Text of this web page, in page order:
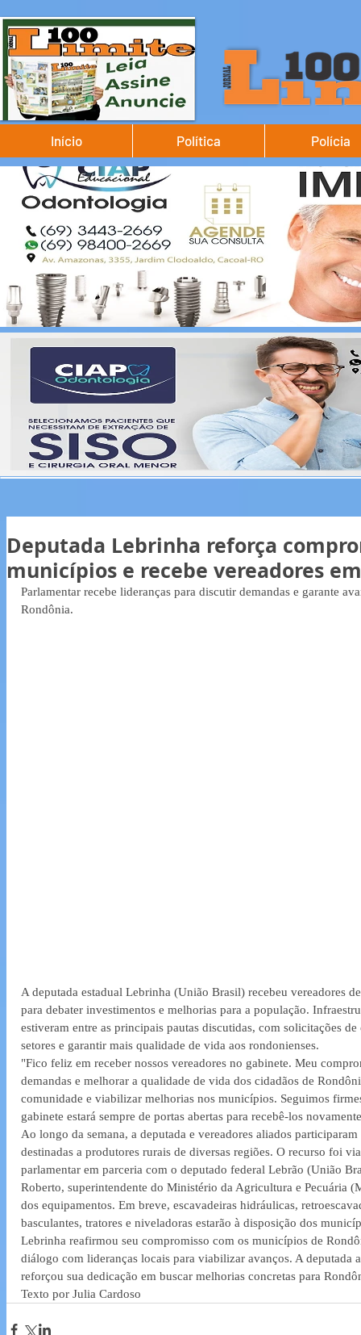
Início Política Polícia
Deputada Lebrinha reforça
municípios e recebe vereadores
Parlamentar recebe lideranças para discutir demandas e garante
Rondônia.
A deputada estadual Lebrinha (União Brasil) recebeu vereadores
para debater investimentos e melhorias para a população.
estiveram entre as principais pautas discutidas, com solicitações
setores e garantir mais qualidade de vida aos rondonienses.
"Fico feliz em receber nossos vereadores no gabinete. Meu
demandas e melhorar a qualidade de vida dos cidadãos de
comunidade e viabilizar melhorias nos municípios. Seguimos
gabinete estará sempre de portas abertas para recebê-los
Ao longo da semana, a deputada e vereadores aliados
destinadas a produtores rurais de diversas regiões. O recurso foi
parlamentar em parceria com o deputado federal Lebrão (União
Roberto, superintendente do Ministério da Agricultura e Pecuária
dos equipamentos. Em breve, escavadeiras hidráulicas,
basculantes, tratores e niveladoras estarão à disposição dos
Lebrinha reafirmou seu compromisso com os municípios de
diálogo com lideranças locais para viabilizar avanços. A deputada
reforçou sua dedicação em buscar melhorias concretas para
Texto por Julia Cardoso